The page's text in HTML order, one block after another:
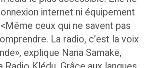
internet ni équipement
ceux qui ne savent pas
La radio, c’est la voix
explique Nana Samakė,